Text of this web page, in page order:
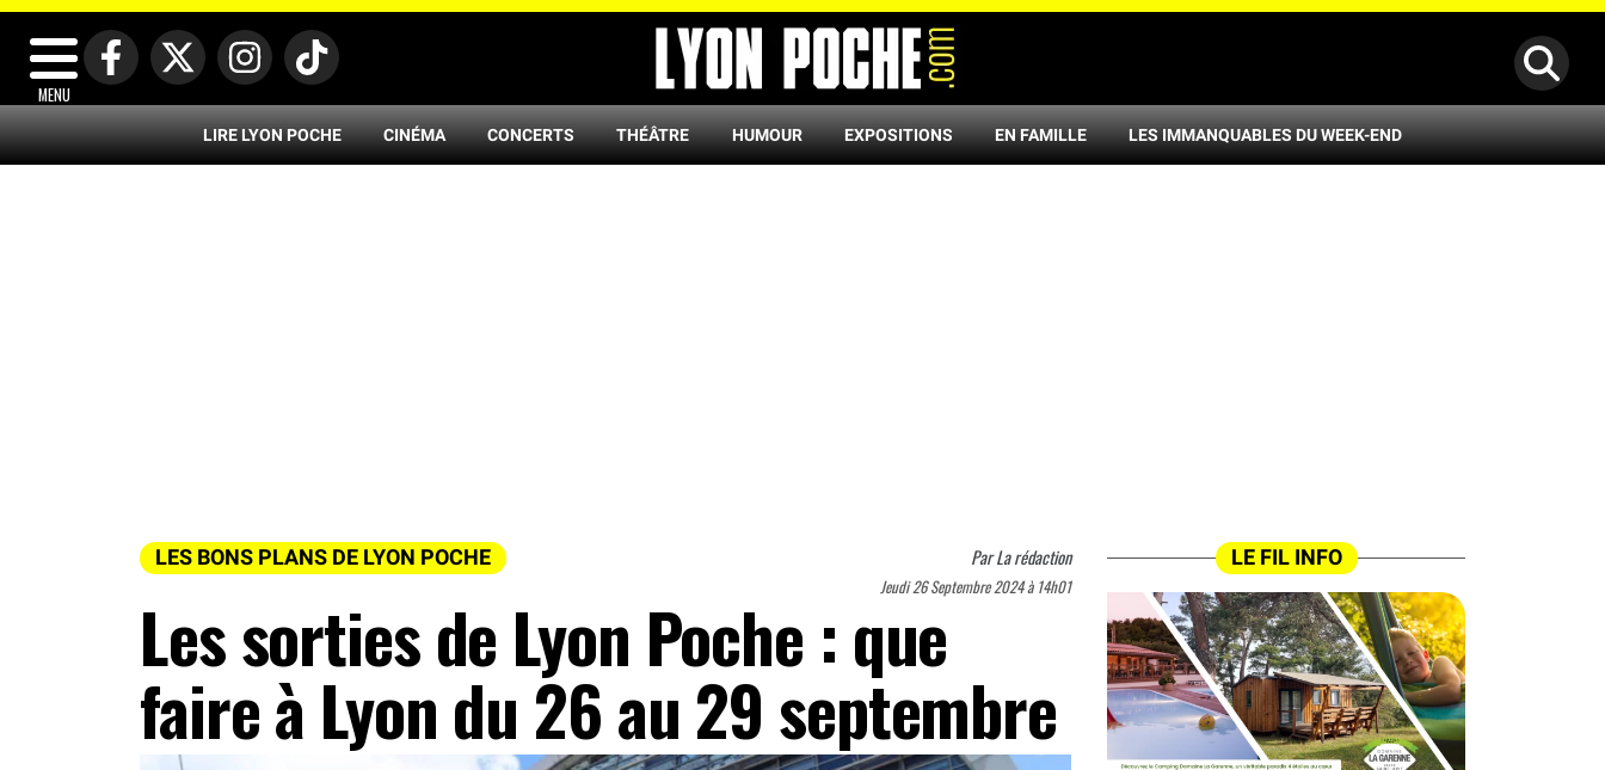
MENU
LIRE LYON POCHE CINÉMA CONCERTS THÉÂTRE HUMOUR EXPOSITIONS EN FAMILLE LES IMMANQUABLES DU WEEK-END
LES BONS PLANS DE LYON POCHE ParLa rédaction
Jeudi 26 Septembre 2024 à 14h01
Les sorties de Lyon Poche : que
faire à Lyon du 26 au 29 septembre
LE FIL INFO